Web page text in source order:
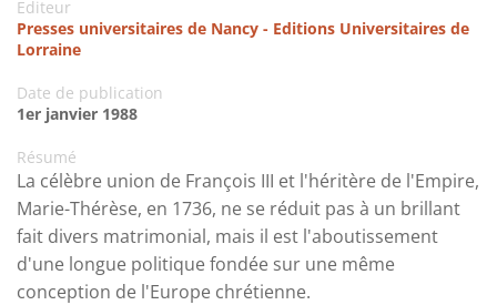
Editeur
Presses universitaires de Nancy - Editions Universitaires de
Lorraine
Date de publication
1er janvier 1988
Résumé
La célèbre union de François III et l'héritère de l'Empire,
Marie-Thérèse, en 1736, ne se réduit pas à un brillant
fait divers matrimonial, mais il est l'aboutissement
d'une longue politique fondée sur une même
conception de l'Europe chrétienne.